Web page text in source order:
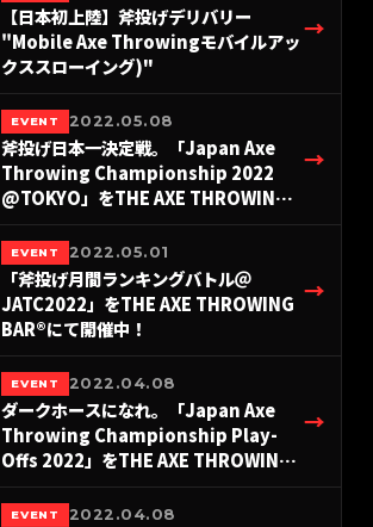
【日本初上陸】斧投げデリバリー
"Mobile Axe Throwingモバイルアッ
クススローイング)"
→
EVENT 2022.05.08
斧投げ日本一決定戦。「Japan Axe
Throwing Championship 2022
@TOKYO」をTHE AXE THROWING
BAR®︎浅草店にて2022年12月18日に開
催決定！
→
EVENT 2022.05.01
「斧投げ月間ランキングバトル＠
JATC2022」をTHE AXE THROWING
BAR®︎にて開催中！
→
EVENT 2022.04.08
ダークホースになれ。「Japan Axe
Throwing Championship Play-
Offs 2022」をTHE AXE THROWING
BAR®︎にて、12月11日に開催決定！
→
EVENT 2022.04.08